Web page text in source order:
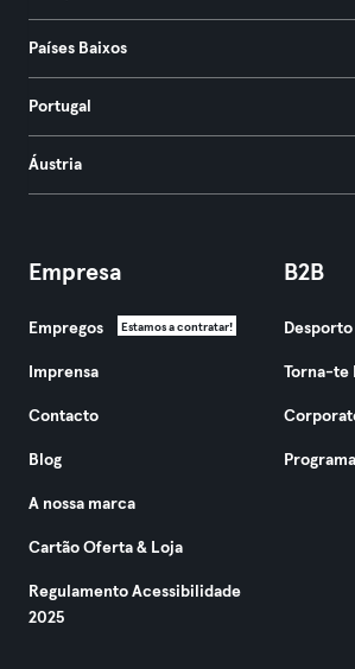
Países Baixos
Portugal
Áustria
Empresa
Empregos Estamos a contratar!
Imprensa
Contacto
Blog
A nossa marca
Cartão Oferta & Loja
Regulamento Acessibilidade
2025
B2B
Torna-te